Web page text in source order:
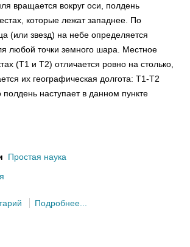
вращается вокруг оси, полдень
которые лежат западнее. По
(или звезд) на небе определяется
любой точки земного шара. Местное
(T1 и Т2) отличается ровно на столько,
их географическая долгота: Т1-Т2
наступает в данном пункте
Простая наука
Подробнее...